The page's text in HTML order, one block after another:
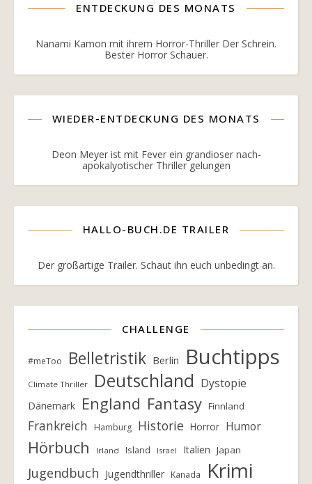
ENTDECKUNG DES MONATS
Nanami Kamon mit ihrem Horror-Thriller Der Schrein.
Bester Horror Schauer.
WIEDER-ENTDECKUNG DES MONATS
Deon Meyer ist mit Fever ein grandioser nach-
apokalyotischer Thriller gelungen
HALLO-BUCH.DE TRAILER
Der großartige Trailer. Schaut ihn euch unbedingt an.
CHALLENGE
#meToo Belletristik Berlin Buchtipps
Climate Thriller Deutschland Dystopie
Dänemark England Fantasy Finnland
Frankreich Hamburg Historie Horror Humor
Hörbuch Irland Island Israel Italien Japan
Jugendbuch Jugendthriller Kanada Krimi